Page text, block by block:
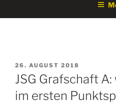
VERÖFFENTLICHT
AM
26. AUGUST 2018
JSG Grafschaft
im ersten